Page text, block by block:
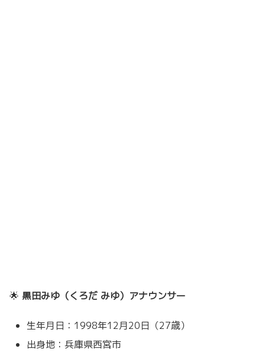
🌟 黒田みゆ（くろだ みゆ）アナウンサー
生年月日：1998年12月20日（27歳）
出身地：兵庫県西宮市